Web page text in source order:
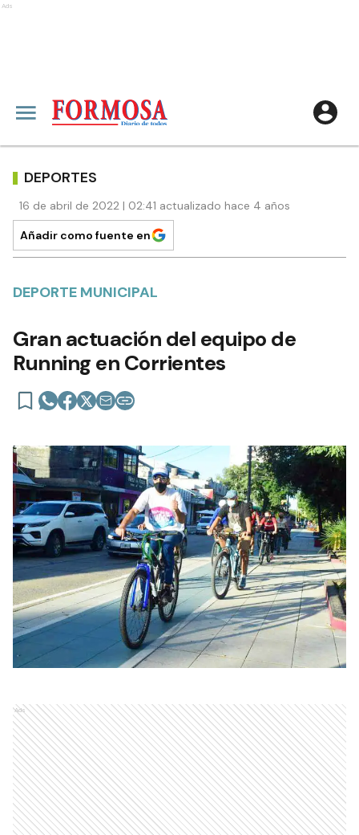
Ads
DEPORTES
16 de abril de 2022 | 02:41 actualizado hace 4 años
Añadir como fuente en
DEPORTE MUNICIPAL
Gran actuación del equipo de
Running en Corrientes
Ads